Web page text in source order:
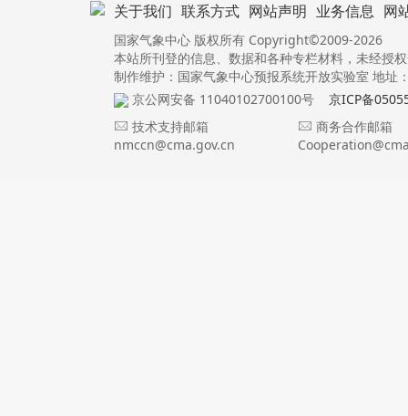
关于我们 联系方式 网站声明 业务信息 网
国家气象中心 版权所有 Copyright©2009-2026
本站所刊登的信息、数据和各种专栏材料，未经授
制作维护：国家气象中心预报系统开放实验室 地址
京公网安备 11040102700100号
京ICP备
技术支持邮箱
nmccn@cma.gov.cn
商务合作邮箱